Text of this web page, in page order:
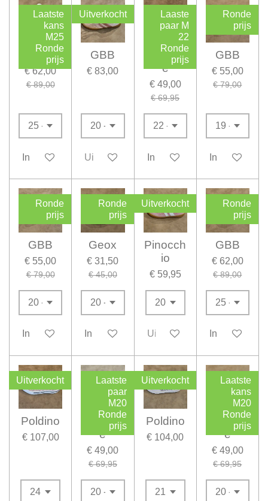
Laatste
kans
M25
Ronde
prijs
GBB
€ 62,00
€ 89,00
In winkelwagen
Uitverkocht
GBB
€ 83,00
Uitverkocht
Laaste
paar M
22
Ronde
prijs
shoesm
e
€ 49,00
€ 69,95
In winkelwagen
Ronde
prijs
GBB
€ 55,00
€ 79,00
In
Ronde
prijs
GBB
€ 55,00
€ 79,00
In winkelwagen
Ronde
prijs
Geox
€ 31,50
€ 45,00
In winkelwagen
Uitverkocht
Pinocch
io
€ 59,95
Uitverkocht
Ronde
prijs
GBB
€ 62,00
€ 89,00
In
Uitverkocht
Poldino
€ 107,00
Laatste
paar
M20
Ronde
prijs
Shoesm
e
€ 49,00
€ 69,95
Uitverkocht
Poldino
€ 104,00
Laatste
kans
M20
Ronde
prijs
Shoesm
e
€ 49,00
€ 69,95